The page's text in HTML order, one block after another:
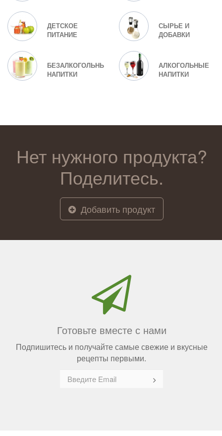
ДЕТСКОЕ
ПИТАНИЕ
СЫРЬЕ И
ДОБАВКИ
БЕЗАЛКОГОЛЬНЫЕ
НАПИТКИ
АЛКОГОЛЬНЫЕ
НАПИТКИ
Нет нужного продукта?
Поделитесь.
Добавить продукт
Готовьте вместе с нами
Подпишитесь и получайте самые свежие и вкусные
рецепты первыми.